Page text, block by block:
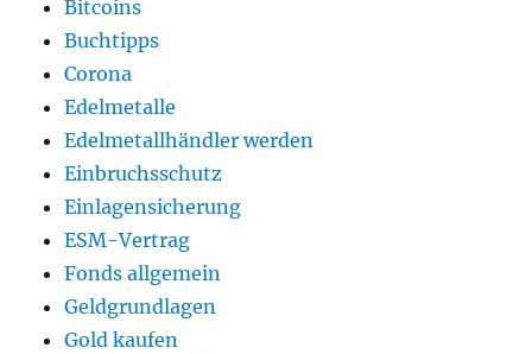
Bitcoins
Buchtipps
Corona
Edelmetalle
Edelmetallhändler werden
Einbruchsschutz
Einlagensicherung
ESM-Vertrag
Fonds allgemein
Geldgrundlagen
Gold kaufen